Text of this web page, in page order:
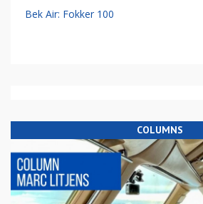
Bek Air: Fokker 100
COLUMNS